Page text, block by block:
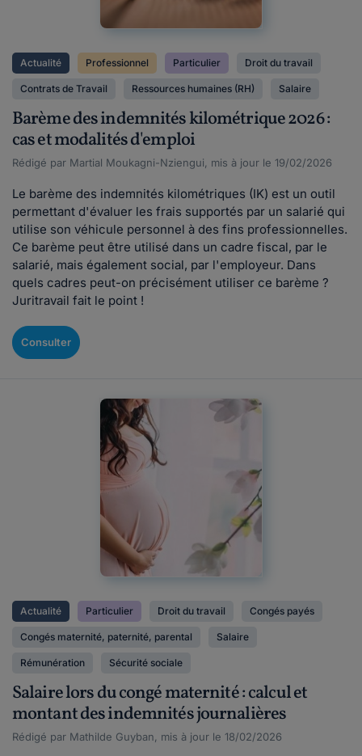
Actualité Professionnel Particulier Droit du travail
Contrats de Travail Ressources humaines (RH) Salaire
Barème des indemnités kilométrique 2026 :
cas et modalités d'emploi
Rédigé par Martial Moukagni-Nziengui, mis à jour le 19/02/2026
Le barème des indemnités kilométriques (IK) est un outil
permettant d'évaluer les frais supportés par un salarié qui
utilise son véhicule personnel à des fins professionnelles.
Ce barème peut être utilisé dans un cadre fiscal, par le
salarié, mais également social, par l'employeur. Dans
quels cadres peut-on précisément utiliser ce barème ?
Juritravail fait le point !
Consulter
Actualité Particulier Droit du travail Congés payés
Congés maternité, paternité, parental Salaire
Rémunération Sécurité sociale
Salaire lors du congé maternité : calcul et
montant des indemnités journalières
Rédigé par Mathilde Guyban, mis à jour le 18/02/2026